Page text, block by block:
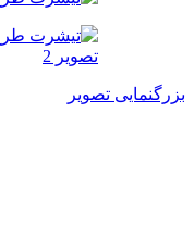
بزرگنمایی تصویر